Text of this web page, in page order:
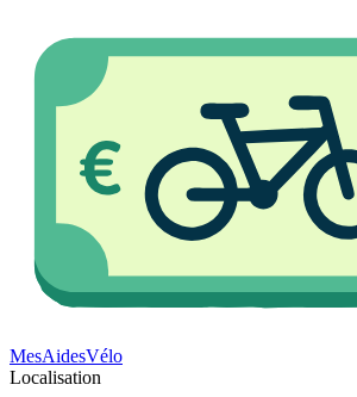
MesAidesVélo
Localisation